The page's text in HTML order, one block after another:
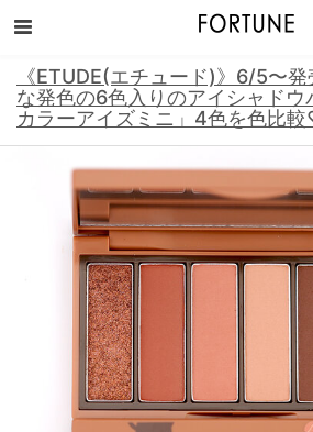
《ETUDE(エチュード)》6/5〜
な発色の6色入りのアイシャドウ
カラーアイズミニ」4色を色比